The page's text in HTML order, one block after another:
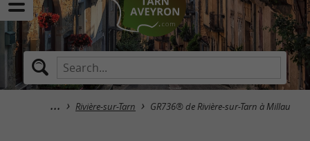
Rivière-sur-Tarn GR736® de Rivière-sur-Tarn à Millau